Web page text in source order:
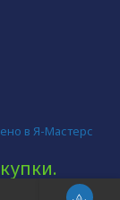
в Я-Мастерс